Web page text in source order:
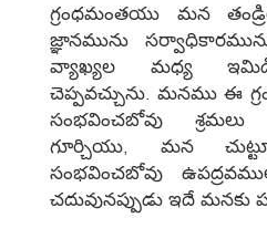
గ్రంధమంతయు మన
జ్ఞానమును
వ్యాఖ్యల మధ్య
చెప్పవచ్చును. మనము ఈ
సంభవించబోవు
గూర్చియు, మన
సంభవించబోవు
చదువునప్పుడు ఇదే మనకు